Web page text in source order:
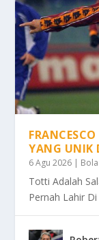
YANG UNIK
6 Agu 2026 |
Totti Adalah
Pernah Lahir